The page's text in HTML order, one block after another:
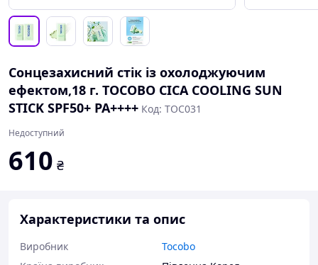
Сонцезахисний стік із охолоджуючим
ефектом,18 г. TOCOBO CICA COOLING SUN
STICK SPF50+ PA++++ Код: TOC031
Недоступний
610 ₴
Характеристики та опис
Виробник
Tocobo